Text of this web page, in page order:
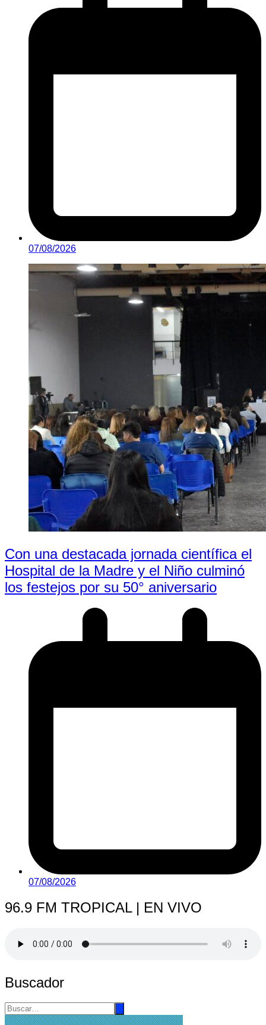
07/08/2026
Con una destacada jornada científica el
Hospital de la Madre y el Niño culminó
los festejos por su 50° aniversario
07/08/2026
96.9 FM TROPICAL | EN VIVO
Buscador